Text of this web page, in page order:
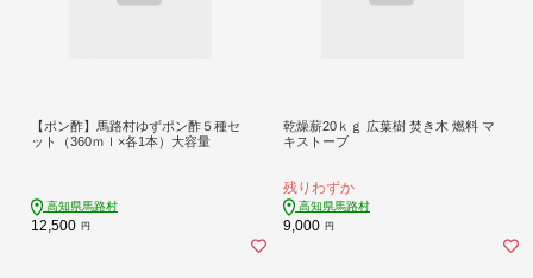
【ポン酢】馬路村ゆずポン酢５種セ
ット（360ｍｌ×各1本）大容量
高知県馬路村
12,500 円
乾燥薪20ｋｇ 広葉樹 焚き木 燃料 マ
キストーブ
残りわずか
高知県馬路村
9,000 円